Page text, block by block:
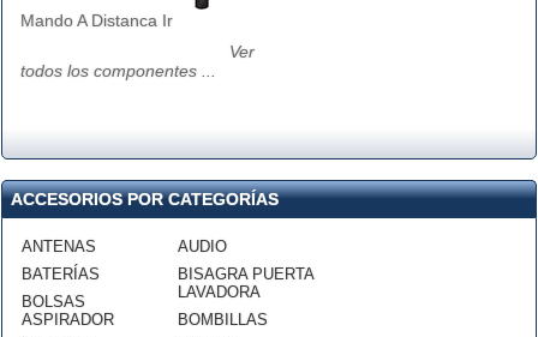
Mando A Distanca Ir
Ver
todos los componentes ...
ACCESORIOS POR CATEGORÍAS
ANTENAS
BATERÍAS
BOLSAS
ASPIRADOR
AUDIO
BISAGRA PUERTA
LAVADORA
BOMBILLAS